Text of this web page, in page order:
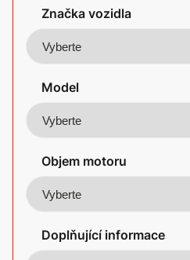
Značka vozidla
Model
Objem motoru
Doplňující informace